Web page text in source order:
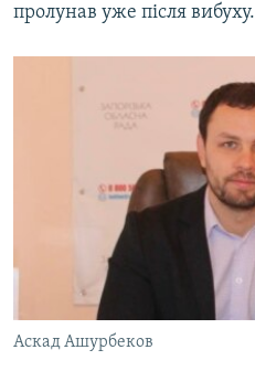
пролунав уже після вибуху.
Аскад Ашурбеков